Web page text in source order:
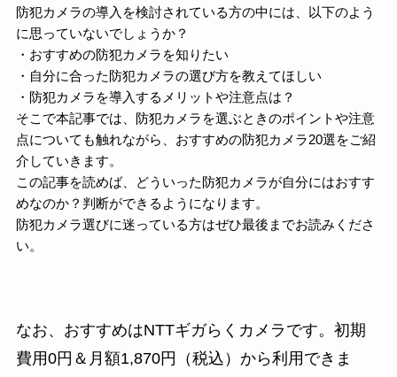
防犯カメラの導入を検討されている方の中には、以下のよう
に思っていないでしょうか？
・おすすめの防犯カメラを知りたい
・自分に合った防犯カメラの選び方を教えてほしい
・防犯カメラを導入するメリットや注意点は？
そこで本記事では、防犯カメラを選ぶときのポイントや注意
点についても触れながら、おすすめの防犯カメラ20選をご紹
介していきます。
この記事を読めば、どういった防犯カメラが自分にはおすす
めなのか？判断ができるようになります。
防犯カメラ選びに迷っている方はぜひ最後までお読みくださ
い。
なお、おすすめはNTTギガらくカメラです。初期
費用0円＆月額1,870円（税込）から利用できま